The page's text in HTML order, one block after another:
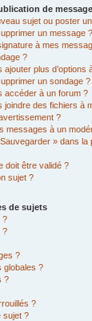
de
sujet ou poster
un message ?
à mes
?
ajouter plus d’options
un sondage ?
accéder à un forum ?
joindre des fichiers à
?
messages à un
» dans la
doit être validé ?
sujet ?
de sujets
?
?
?
globales ?
?
?
sujet ?